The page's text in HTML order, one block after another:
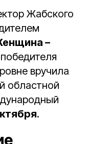
Жабского
–
вручила
областной
.